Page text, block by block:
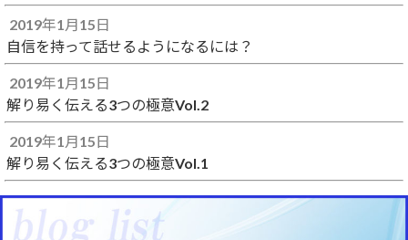
2019年1月15日
自信を持って話せるようになるには？
2019年1月15日
解り易く伝える3つの極意Vol.2
2019年1月15日
解り易く伝える3つの極意Vol.1